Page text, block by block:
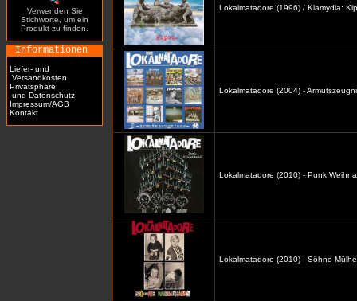
Verwenden Sie
Stichworte, um ein
Produkt zu finden.
Informationen
Liefer- und
Versandkosten
Privatsphäre
und Datenschutz
Impressum/AGB
Kontakt
Lokalmatadore (1996) / Klamydia:
Lokalmatadore (2004) -
Lokalmatadore (2010) - Punk
Lokalmatadore (2010) - Söhne